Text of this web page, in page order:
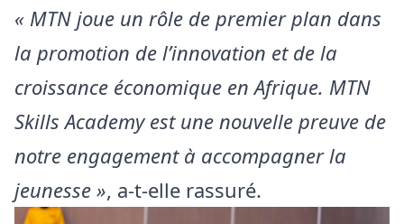
« MTN joue un rôle de premier plan dans
la promotion de l’innovation et de la
croissance économique en Afrique. MTN
Skills Academy est une nouvelle preuve de
notre engagement à accompagner la
jeunesse », a-t-elle rassuré.